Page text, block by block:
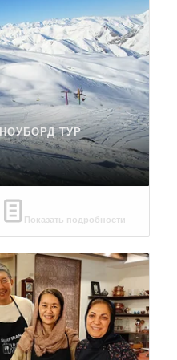
ТУР
Показать подробности